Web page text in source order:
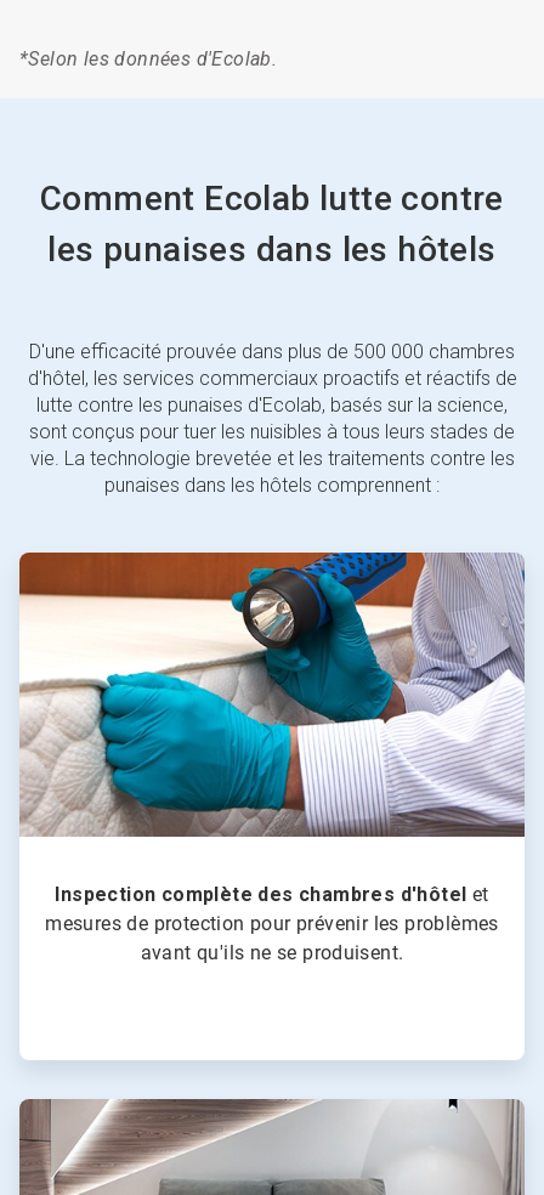
*Selon les données d'Ecolab​​​​​​​.
Comment Ecolab lutte contre
les punaises dans les hôtels
D'une efficacité prouvée dans plus de 500 000 chambres
d'hôtel, les services commerciaux proactifs et réactifs de
lutte contre les punaises d'Ecolab, basés sur la science,
sont conçus pour tuer les nuisibles à tous leurs stades de
vie. La technologie brevetée et les traitements contre les
punaises dans les hôtels comprennent :
ArticleTile
1
de
4
Inspection complète des chambres d'hôtel et
mesures de protection pour prévenir les problèmes
avant qu'ils ne se produisent.
ArticleTile
4